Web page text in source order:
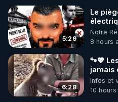
🌱 INSTAGRAM
https://
http://rgnr.li/instagram
🌱 LA NEWSLETTER
Pour ne pas rater
5:29
Le
les
Notre
8 hours
6:28
🐾💖
jamais
🥹❤️
Infos et
10 hours